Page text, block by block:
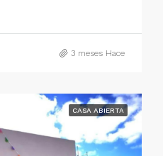
3 meses Hace
CASA ABIERTA